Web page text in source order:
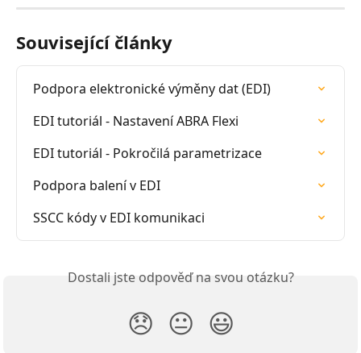
Související články
Podpora elektronické výměny dat (EDI)
EDI tutoriál - Nastavení ABRA Flexi
EDI tutoriál - Pokročilá parametrizace
Podpora balení v EDI
SSCC kódy v EDI komunikaci
Dostali jste odpověď na svou otázku?
😞 😐 😃